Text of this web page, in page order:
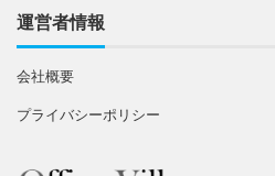
運営者情報
会社概要
プライバシーポリシー